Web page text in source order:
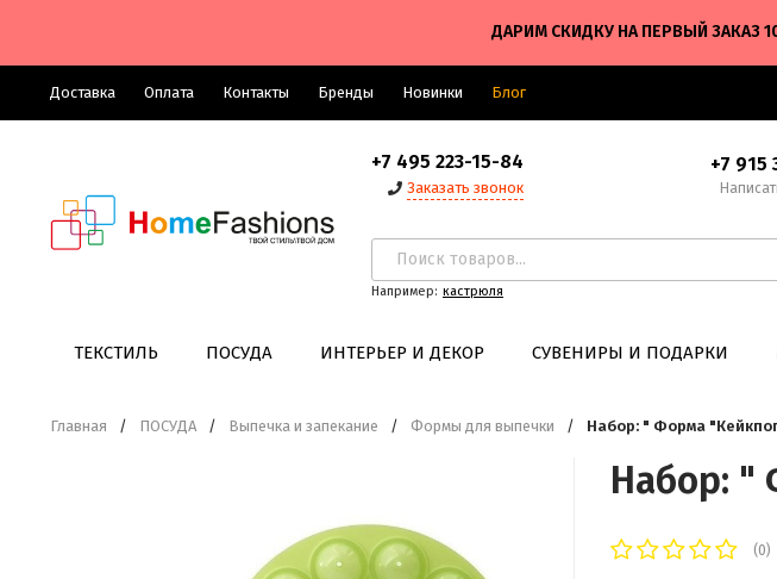
ДАРИМ СКИДКУ НА ПЕРВЫЙ ЗАКАЗ
Доставка Оплата Контакты Бренды Новинки Блог
+7 495 223-15-84
Заказать звонок
+7 915
Например: кастрюля
ТЕКСТИЛЬ ПОСУДА ИНТЕРЬЕР И ДЕКОР СУВЕНИРЫ И ПОДАРКИ
Главная / ПОСУДА / Выпечка и запекание / Формы для выпечки / Набор: " Форма
Набор: "
(0)